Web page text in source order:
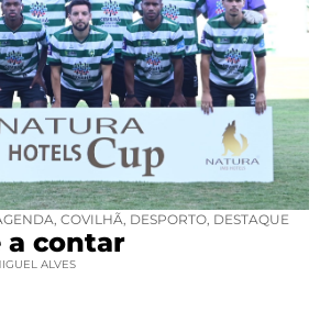
, COVILHÃ, DESPORTO, DESTAQUE
a contar
ALVES